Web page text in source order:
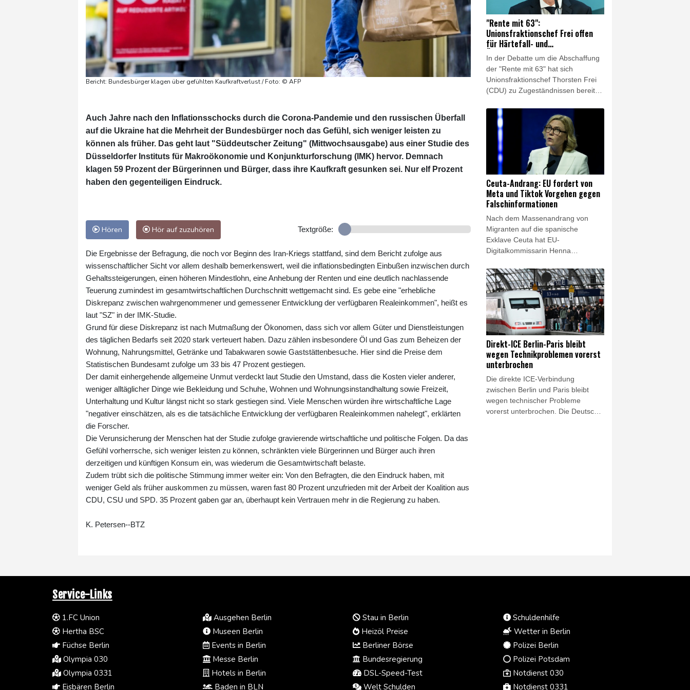
Bericht: Bundesbürger klagen über gefühlten Kaufkraftverlust / Foto: © AFP
Auch Jahre nach den Inflationsschocks durch die Corona-Pandemie und den russischen Überfall
auf die Ukraine hat die Mehrheit der Bundesbürger noch das Gefühl, sich weniger leisten zu
können als früher. Das geht laut "Süddeutscher Zeitung" (Mittwochsausgabe) aus einer Studie des
Düsseldorfer Instituts für Makroökonomie und Konjunkturforschung (IMK) hervor. Demnach
klagen 59 Prozent der Bürgerinnen und Bürger, dass ihre Kaufkraft gesunken sei. Nur elf Prozent
haben den gegenteiligen Eindruck.
Hören Hör auf zuzuhören Textgröße:
Die Ergebnisse der Befragung, die noch vor Beginn des Iran-Kriegs stattfand, sind dem Bericht zufolge aus
wissenschaftlicher Sicht vor allem deshalb bemerkenswert, weil die inflationsbedingten Einbußen inzwischen durch
Gehaltssteigerungen, einen höheren Mindestlohn, eine Anhebung der Renten und eine deutlich nachlassende
Teuerung zumindest im gesamtwirtschaftlichen Durchschnitt wettgemacht sind. Es gebe eine "erhebliche
Diskrepanz zwischen wahrgenommener und gemessener Entwicklung der verfügbaren Realeinkommen", heißt es
laut "SZ" in der IMK-Studie.
Grund für diese Diskrepanz ist nach Mutmaßung der Ökonomen, dass sich vor allem Güter und Dienstleistungen
des täglichen Bedarfs seit 2020 stark verteuert haben. Dazu zählen insbesondere Öl und Gas zum Beheizen der
Wohnung, Nahrungsmittel, Getränke und Tabakwaren sowie Gaststättenbesuche. Hier sind die Preise dem
Statistischen Bundesamt zufolge um 33 bis 47 Prozent gestiegen.
Der damit einhergehende allgemeine Unmut verdeckt laut Studie den Umstand, dass die Kosten vieler anderer,
weniger alltäglicher Dinge wie Bekleidung und Schuhe, Wohnen und Wohnungsinstandhaltung sowie Freizeit,
Unterhaltung und Kultur längst nicht so stark gestiegen sind. Viele Menschen würden ihre wirtschaftliche Lage
"negativer einschätzen, als es die tatsächliche Entwicklung der verfügbaren Realeinkommen nahelegt", erklärten
die Forscher.
Die Verunsicherung der Menschen hat der Studie zufolge gravierende wirtschaftliche und politische Folgen. Da das
Gefühl vorherrsche, sich weniger leisten zu können, schränkten viele Bürgerinnen und Bürger auch ihren
derzeitigen und künftigen Konsum ein, was wiederum die Gesamtwirtschaft belaste.
Zudem trübt sich die politische Stimmung immer weiter ein: Von den Befragten, die den Eindruck haben, mit
weniger Geld als früher auskommen zu müssen, waren fast 80 Prozent unzufrieden mit der Arbeit der Koalition aus
CDU, CSU und SPD. 35 Prozent gaben gar an, überhaupt kein Vertrauen mehr in die Regierung zu haben.
K. Petersen--BTZ
"Rheinischen Post"
(Samstagsausgabe). Dies werde
"Menschen und Klima" belasten.
"Rente mit 63":
Unionsfraktionschef Frei offen
für Härtefall- und
Übergangslösungen
In der Debatte um die Abschaffung
der "Rente mit 63" hat sich
Unionsfraktionschef Thorsten Frei
(CDU) zu Zugeständnissen bereit
der Abschaffung der 'Rente mit 63'
ist in jedem Fall angezeigt, und
auch über eine Übergangsregelung
wird man reden", sagte Frei den
Funke-Zeitungen vom Samstag.
Mehrere CDU-Ministerpräsidenten
aus Ostdeutschland hatten
gefordert, am abschlagsfreien
Renteneintritt nach 45
Beitragsjahren festhalten.
Ceuta-Andrang: EU fordert von
Meta und Tiktok Vorgehen gegen
Falschinformationen
Nach dem Massenandrang von
Migranten auf die spanische
Exklave Ceuta hat EU-
Digitalkommissarin Henna
und Tiktok ein entschiedeneres
Vorgehen gegen
Falschinformationen in Krisenzeiten
gefordert. "Die Plattformen müssen
entschlossen handeln, um die
Integrität des digitalen Raums zu
wahren, insbesondere in
Krisensituationen", erklärte
Virkkunen am Freitagabend im
Onlinedienst X. "Die Überwachung
muss verstärkt und die
Zusammenarbeit mit Faktenprüfern
gefestigt werden."
Direkt-ICE Berlin-Paris bleibt
wegen Technikproblemen vorerst
unterbrochen
Die direkte ICE-Verbindung
zwischen Berlin und Paris bleibt
wegen technischer Probleme
vorerst unterbrochen. Die Deutsche
Service-Links
1.FC Union
Hertha BSC
Füchse Berlin
Olympia 030
Olympia 0331
Eisbären Berlin
Ausgehen Berlin
Museen Berlin
Events in Berlin
Messe Berlin
Hotels in Berlin
Baden in BLN
Stau in Berlin
Heizöl Preise
Berliner Börse
Bundesregierung
DSL-Speed-Test
Welt Schulden
Schuldenhilfe
Wetter in Berlin
Polizei Berlin
Polizei Potsdam
Notdienst 030
Notdienst 0331